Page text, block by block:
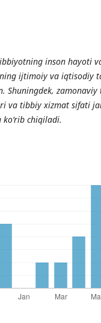
inson hayoti va
ijtimoiy va iqtisodiy
Shuningdek,
va tibbiy xizmat sifati
chiqiladi.